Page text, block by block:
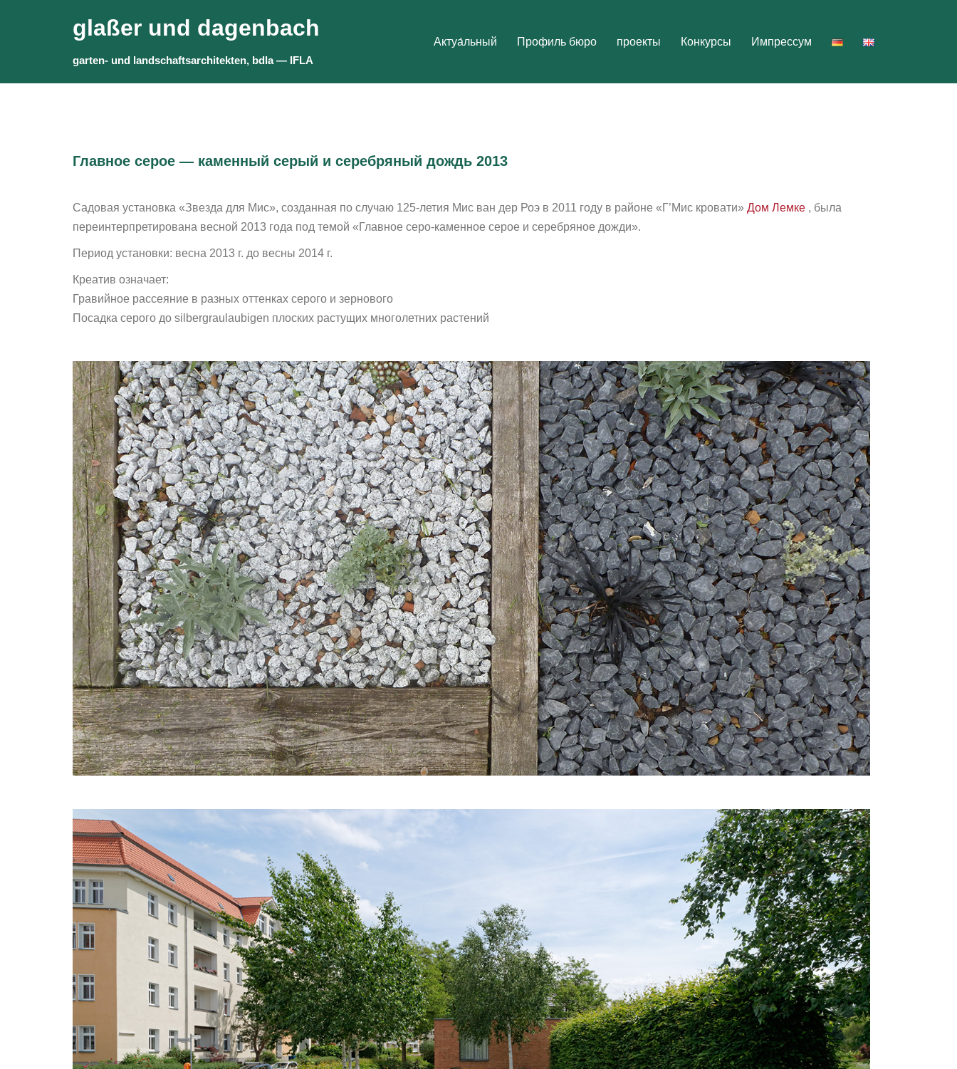
glaßer und dagenbach
garten- und landschaftsarchitekten, bdla — IFLA
Aктуа́льный Профиль бюро проекты Конкурсы Импрессум
Главное серое — каменный серый и серебряный дождь 2013
Садовая установка «Звезда для Мис», созданная по случаю 125-летия Мис ван дер Роэ в 2011 году в районе «Г’Мис кровати» Дом Лемке , была
переинтерпретирована весной 2013 года под темой «Главное серо-каменное серое и серебряное дожди».
Период установки: весна 2013 г. до весны 2014 г.
Креатив означает:
Гравийное рассеяние в разных оттенках серого и зернового
Посадка серого до silbergraulaubigen плоских растущих многолетних растений